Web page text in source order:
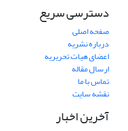
دسترسی سریع
صفحه اصلی
درباره نشریه
اعضای هیات تحریریه
ارسال مقاله
تماس با ما
نقشه سایت
آخرین اخبار